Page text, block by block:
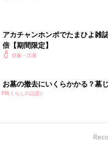
アカチャンホンポでたまひよ雑
倍【期間限定】
妊娠・出産
お墓の撤去にいくらかかる？墓
PR(くらしの話題)